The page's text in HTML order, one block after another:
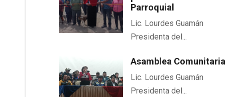
Parroquial
Lic. Lourdes Guamán
Presidenta del...
Asamblea Comunitaria
Lic. Lourdes Guamán
Presidenta del...